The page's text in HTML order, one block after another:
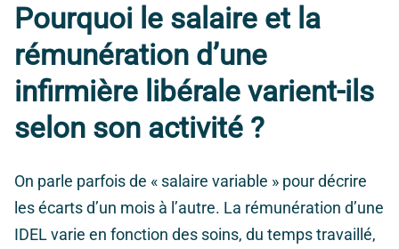
Pourquoi le salaire et la
rémunération d’une
infirmière libérale varient-ils
selon son activité ?
On parle parfois de « salaire variable » pour décrire
les écarts d’un mois à l’autre. La rémunération d’une
IDEL varie en fonction des soins, du temps travaillé,